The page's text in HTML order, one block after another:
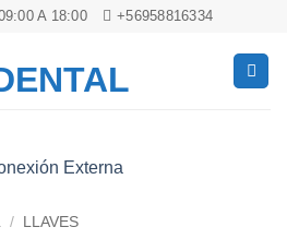
A 18:00 +56958816334
/ LLAVES